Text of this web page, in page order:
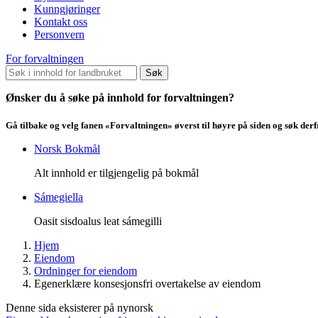
Kunngjøringer
Kontakt oss
Personvern
For forvaltningen
Søk
Ønsker du å søke på innhold for forvaltningen?
Gå tilbake og velg fanen «Forvaltningen» øverst til høyre på siden og søk
Norsk Bokmål
Alt innhold er tilgjengelig på bokmål
Sámegiella
Oasit sisdoalus leat sámegilli
Hjem
Eiendom
Ordninger for eiendom
Egenerklære konsesjonsfri overtakelse av eiendom
Denne sida eksisterer på nynorsk